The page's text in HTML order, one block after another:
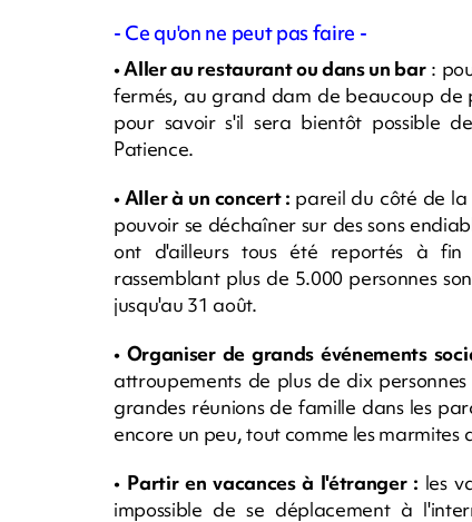
- Ce qu'on ne peut pas faire -
• Aller au restaurant ou dans un bar:
fermés, au grand dam de beaucoup de
pour savoir s'il sera bientôt possible
Patience.
• Aller à un concert : pareil du côté de
pouvoir se déchaîner sur des sons
ont d'ailleurs tous été reportés à fin
rassemblant plus de 5.000 personnes
jusqu'au 31 août.
• Organiser de grands événements
attroupements de plus de dix
grandes réunions de famille dans les
encore un peu, tout comme les
• Partir en vacances à l'étranger : les
impossible de se déplacement à